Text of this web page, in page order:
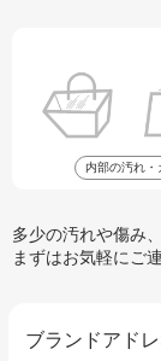
内部の汚れ・
多少の汚れや傷み
まずはお気軽にご
ブランドアド